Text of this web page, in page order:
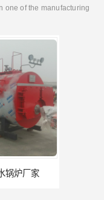
one of the manufacturing
真空热水锅炉厂商